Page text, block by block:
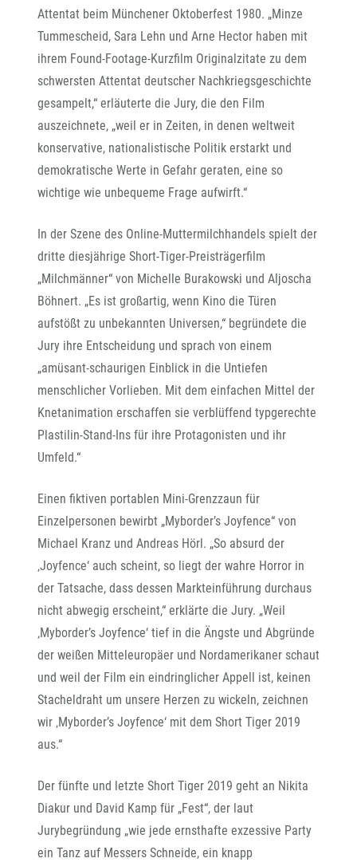
Attentat beim Münchener Oktoberfest 1980. „Minze
Tummescheid, Sara Lehn und Arne Hector haben mit
ihrem Found-Footage-Kurzfilm Originalzitate zu dem
schwersten Attentat deutscher Nachkriegsgeschichte
gesampelt,“ erläuterte die Jury, die den Film
auszeichnete, „weil er in Zeiten, in denen weltweit
konservative, nationalistische Politik erstarkt und
demokratische Werte in Gefahr geraten, eine so
wichtige wie unbequeme Frage aufwirft.“
In der Szene des Online-Muttermilchhandels spielt der
dritte diesjährige Short-Tiger-Preisträgerfilm
„Milchmänner“ von Michelle Burakowski und Aljoscha
Böhnert. „Es ist großartig, wenn Kino die Türen
aufstößt zu unbekannten Universen,“ begründete die
Jury ihre Entscheidung und sprach von einem
„amüsant-schaurigen Einblick in die Untiefen
menschlicher Vorlieben. Mit dem einfachen Mittel der
Knetanimation erschaffen sie verblüffend typgerechte
Plastilin-Stand-Ins für ihre Protagonisten und ihr
Umfeld.“
Einen fiktiven portablen Mini-Grenzzaun für
Einzelpersonen bewirbt „Myborder’s Joyfence“ von
Michael Kranz und Andreas Hörl. „So absurd der
‚Joyfence‘ auch scheint, so liegt der wahre Horror in
der Tatsache, dass dessen Markteinführung durchaus
nicht abwegig erscheint,“ erklärte die Jury. „Weil
‚Myborder’s Joyfence‘ tief in die Ängste und Abgründe
der weißen Mitteleuropäer und Nordamerikaner schaut
und weil der Film ein eindringlicher Appell ist, keinen
Stacheldraht um unsere Herzen zu wickeln, zeichnen
wir ‚Myborder’s Joyfence‘ mit dem Short Tiger 2019
aus.“
Der fünfte und letzte Short Tiger 2019 geht an Nikita
Diakur und David Kamp für „Fest“, der laut
Jurybegründung „wie jede ernsthafte exzessive Party
ein Tanz auf Messers Schneide, ein knapp